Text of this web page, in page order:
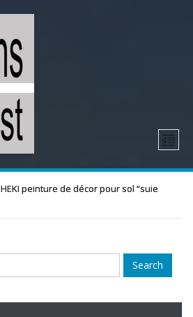
HEKI peinture de décor pour sol “suie
Search